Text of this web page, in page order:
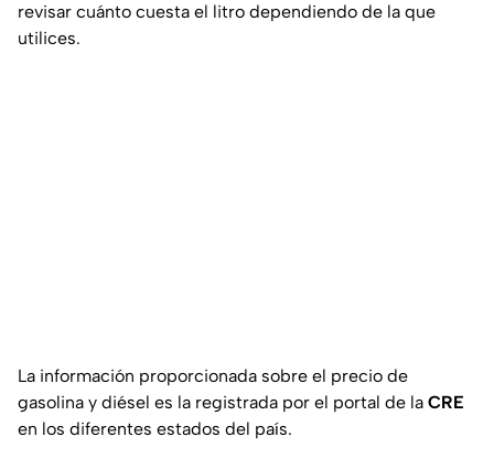
revisar cuánto cuesta el litro dependiendo de la que
utilices.
La información proporcionada sobre el precio de
gasolina y diésel es la registrada por el portal de la CRE
en los diferentes estados del país.